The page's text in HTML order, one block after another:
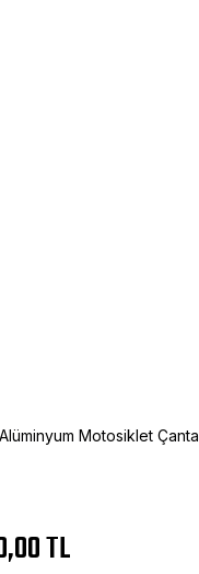
Motosiklet
TL